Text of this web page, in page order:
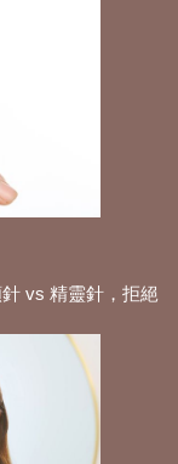
vs 精靈針，拒絕